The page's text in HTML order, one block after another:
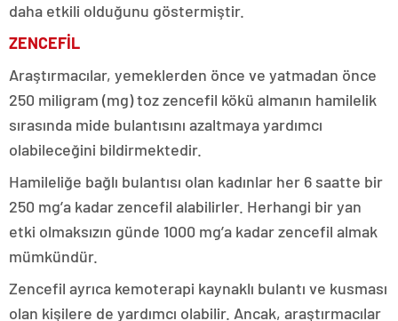
daha etkili olduğunu göstermiştir.
ZENCEFİL
Araştırmacılar, yemeklerden önce ve yatmadan önce
250 miligram (mg) toz zencefil kökü almanın hamilelik
sırasında mide bulantısını azaltmaya yardımcı
olabileceğini bildirmektedir.
Hamileliğe bağlı bulantısı olan kadınlar her 6 saatte bir
250 mg’a kadar zencefil alabilirler. Herhangi bir yan
etki olmaksızın günde 1000 mg’a kadar zencefil almak
mümkündür.
Zencefil ayrıca kemoterapi kaynaklı bulantı ve kusması
olan kişilere de yardımcı olabilir. Ancak, araştırmacılar